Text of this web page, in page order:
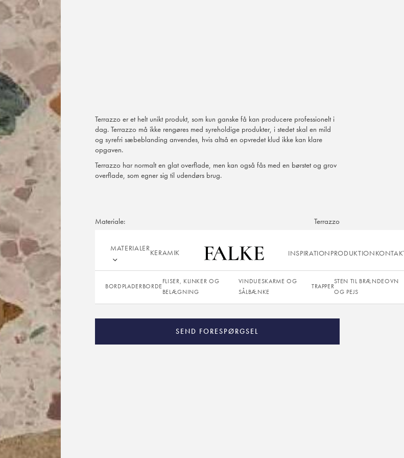
Terrazzo er et helt unikt produkt, som kun ganske få kan producere professionelt i
dag. Terrazzo må ikke rengøres med syreholdige produkter, i stedet skal en mild
og syrefri sæbeblanding anvendes, hvis altså en opvredet klud ikke kan klare
opgaven.
Terrazzo har normalt en glat overflade, men kan også fås med en børstet og grov
overflade, som egner sig til udendørs brug.
Materiale:
Terrazzo
Beige
Overflade:
Poleret, sleben
Tykkelser:
20 mm, 30 mm
SEND FORESPØRGSEL
MATERIALER
KERAMIK INSPIRATIONPRODUKTION
BORDPLADERBORDE
FLISER, KLINKER OG
BELÆGNING
VINDUESKARME OG
SÅLBÆNKE
TRAPPER
STEN TIL BRÆNDEOVN
OG PEJS